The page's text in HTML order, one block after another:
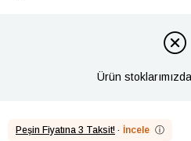
Ürün
Peşin Fiyatına 3 Taksit! · İncele ⓘ